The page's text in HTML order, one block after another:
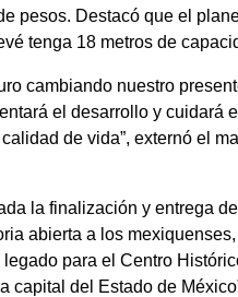
pesos. Destacó que el
tenga 18 metros de
cambiando nuestro
el desarrollo y cuidará
de vida”, externó el
la finalización y entrega
abierta a los
legado para el Centro
capital del Estado de